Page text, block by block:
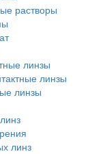
растворы
линзы
линзы
линзы
линз